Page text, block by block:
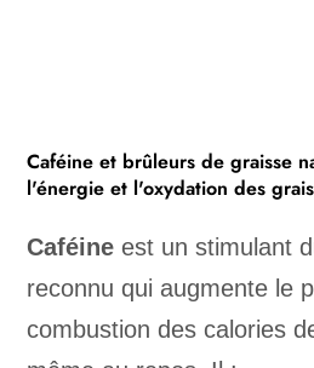
Caféine et brûleurs de graisse
l'énergie et l'oxydation des
Caféine est un stimulant
reconnu qui augmente le
combustion des calories